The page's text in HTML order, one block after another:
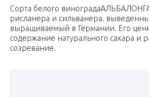
Сорта белого винограда
рисланера и сильванера.
выращиваемый в Германии. Его
содержание натурального сахара и
созревание.